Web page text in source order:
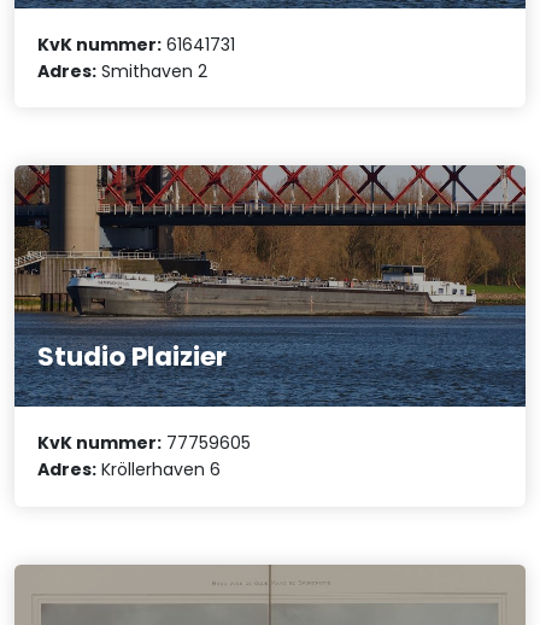
KvK nummer: 61641731
Adres: Smithaven 2
Studio Plaizier
KvK nummer: 77759605
Adres: Kröllerhaven 6